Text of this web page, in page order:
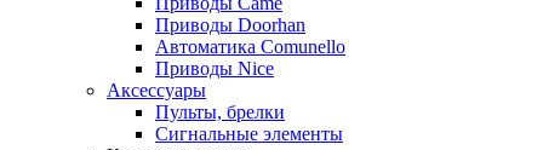
Приводы Doorhan
Автоматика Comunello
Приводы Nice
Аксессуары
Пульты, брелки
Сигнальные элементы